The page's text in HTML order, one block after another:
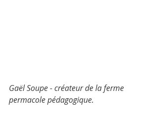
Gaël Soupe - créateur de la ferme
permacole pédagogique.